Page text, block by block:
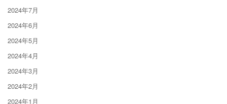
2024年7月
2024年6月
2024年5月
2024年4月
2024年3月
2024年2月
2024年1月